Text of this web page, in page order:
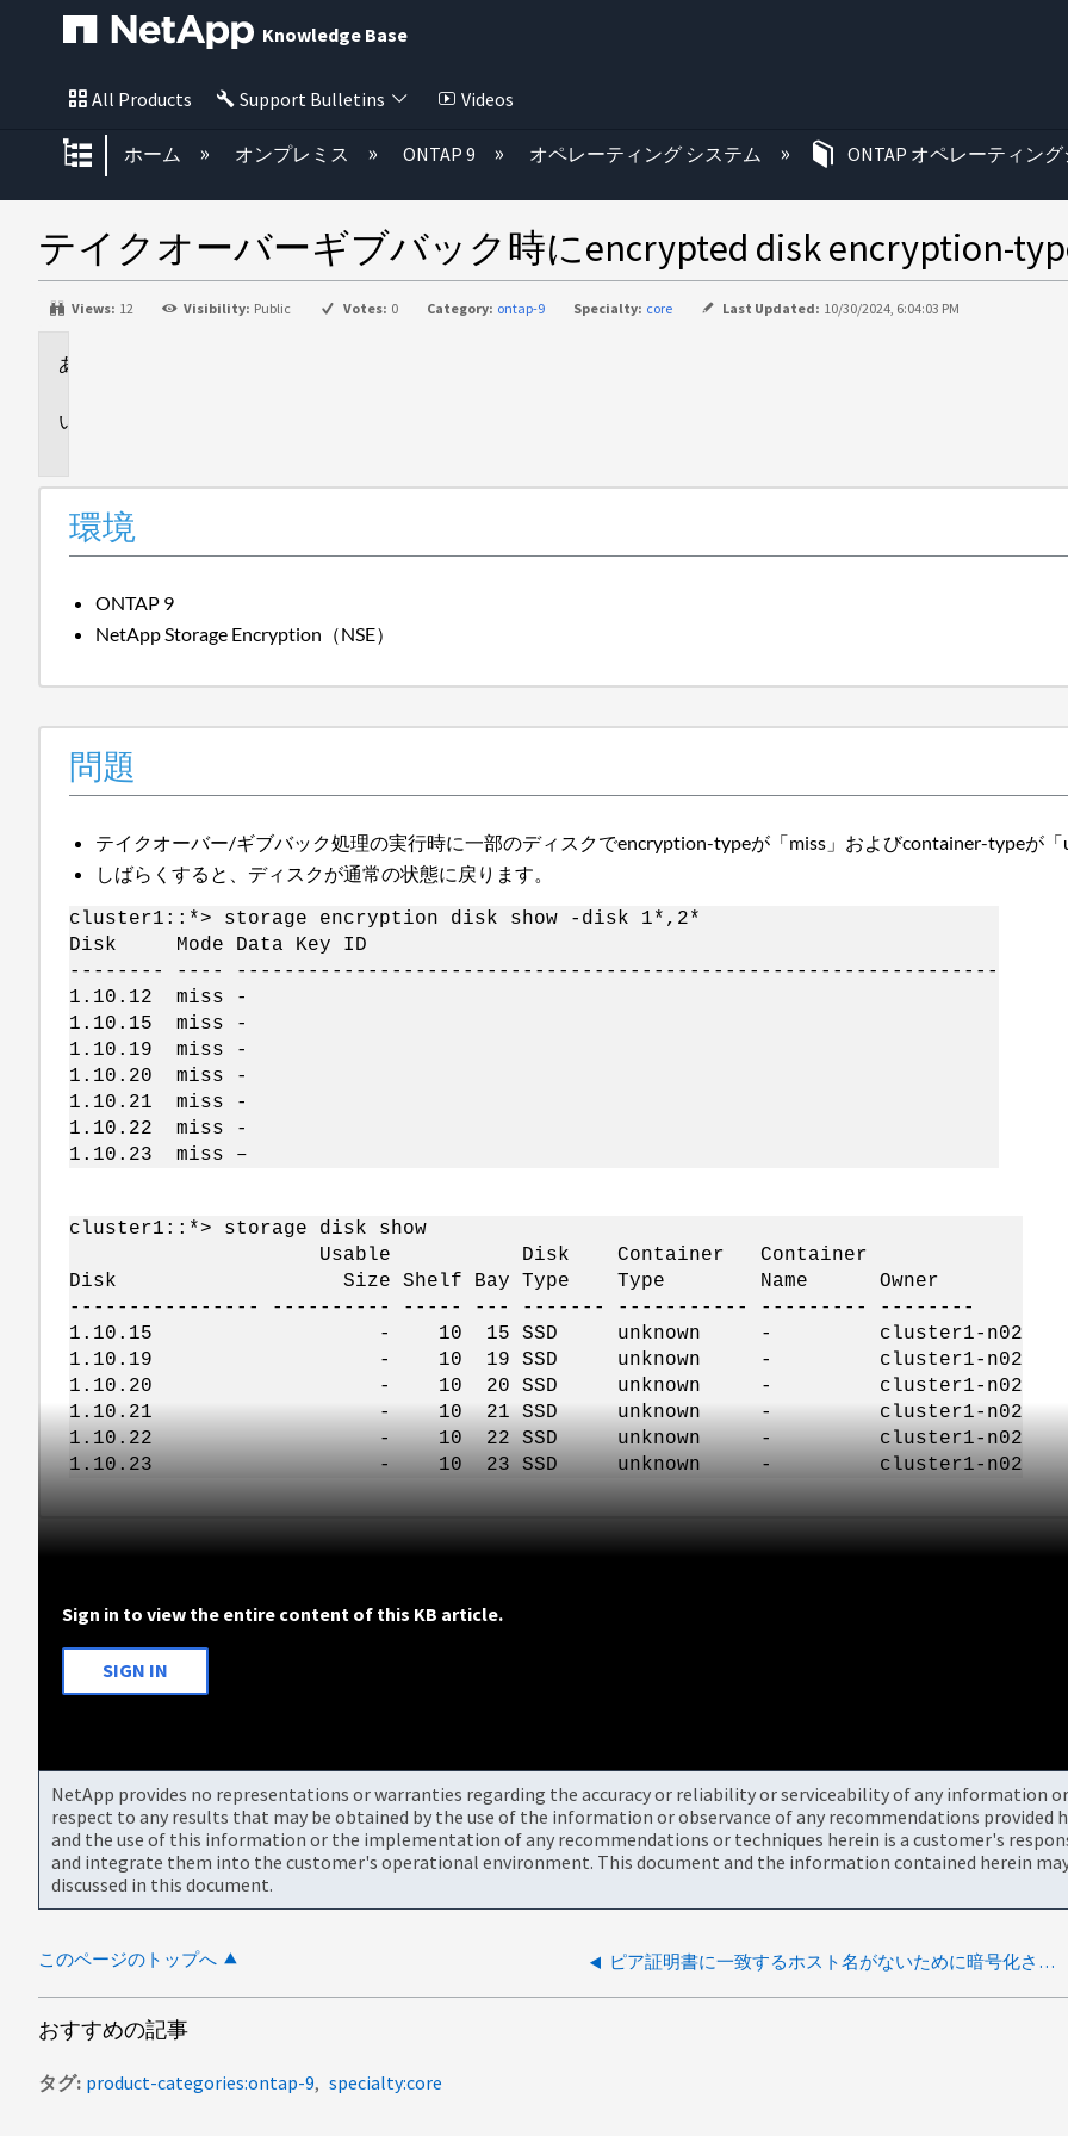
Knowledge Base
All Products Support Bulletins Videos
グローバル階層を展開/折りたたむ
ホーム オンプレミス ONTAP 9 オペレーティング システム ONTAP オペレーティン
テイクオーバーギブバック時にencrypted disk encryption-
Views: 12 Visibility: Public Votes: 0 Category: ontap-9 Specialty: core Last Updated: 10/30/2024, 6:04:03 PM
環境
ONTAP 9
NetApp Storage Encryption（NSE）
問題
テイクオーバー/ギブバック処理の実行時に一部のディスクでencryption-typeが「miss」およびcontainer-typeが
しばらくすると、ディスクが通常の状態に戻ります。
cluster1::*> storage encryption disk show -disk 1*,2*
Disk Mode Data Key ID
-------- ---- ----------------------------------------------------------------
1.10.12 miss -
1.10.15 miss -
1.10.19 miss -
1.10.20 miss -
1.10.21 miss -
1.10.22 miss -
1.10.23 miss –
cluster1::*> storage disk show
Usable Disk Container Container
Disk Size Shelf Bay Type Type Name Owner
---------------- ---------- ----- --- ------- ----------- --------- --------
1.10.15 - 10 15 SSD unknown - cluster1-n02
1.10.19 - 10 19 SSD unknown - cluster1-n02
1.10.20 - 10 20 SSD unknown - cluster1-n02
1.10.21 - 10 21 SSD unknown - cluster1-n02
1.10.22 - 10 22 SSD unknown - cluster1-n02
1.10.23 - 10 23 SSD unknown - cluster1-n02
Sign in to view the entire content of this KB article.
SIGN IN
NetApp provides no representations or warranties regarding the accuracy or reliability or serviceability of any information
respect to any results that may be obtained by the use of the information or observance of any recommendations provided
and the use of this information or the implementation of any recommendations or techniques herein is a customer's
and integrate them into the customer's operational environment. This document and the information contained herein
discussed in this document.
このページのトップへ ピア証明書に一致するホスト名がないために暗号化された監査ログが失敗する
おすすめの記事
タグ product-categories:ontap-9 specialty:core